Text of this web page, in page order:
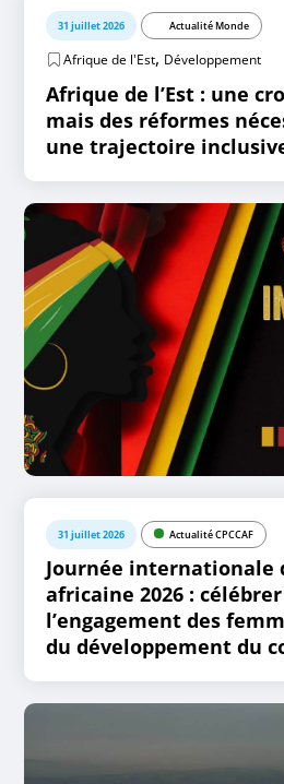
31 juillet 2026 Actualité Monde
Afrique de l'Est, Développement
Afrique de l’Est : une
mais des réformes
une trajectoire
31 juillet 2026 Actualité CPCCAF
Journée internationale
africaine 2026 :
l’engagement des
du développement du